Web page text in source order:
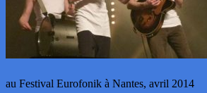
au Festival Eurofonik à Nantes, avril 2014